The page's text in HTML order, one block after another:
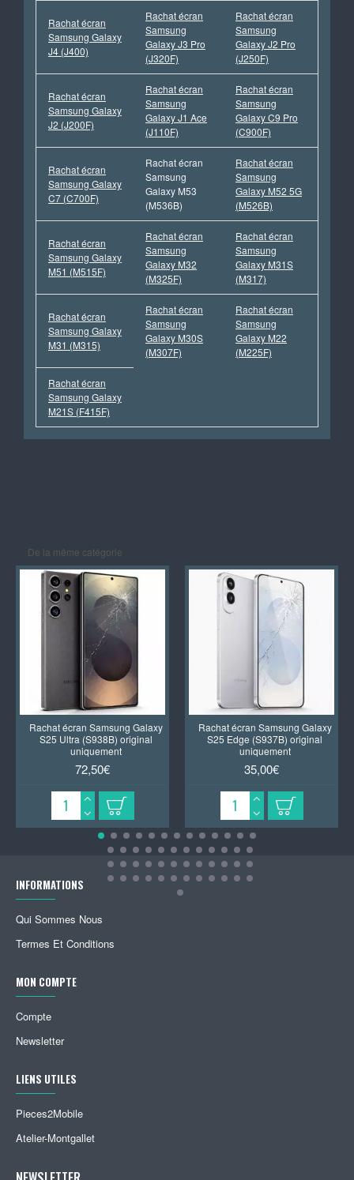
Rachat écran
Samsung Galaxy
J4 (J400)
Rachat écran
Samsung
Galaxy J3 Pro
(J320F)
Rachat écran
Samsung
Galaxy J2 Pro
(J250F)
Rachat écran
Samsung Galaxy
J2 (J200F)
Rachat écran
Samsung
Galaxy J1 Ace
(J110F)
Rachat écran
Samsung
Galaxy C9 Pro
(C900F)
Rachat écran
Samsung Galaxy
C7 (C700F)
Rachat écran
Samsung
Galaxy M53
(M536B)
Rachat écran
Samsung
Galaxy M52 5G
(M526B)
Rachat écran
Samsung Galaxy
M51 (M515F)
Rachat écran
Samsung
Galaxy M32
(M325F)
Rachat écran
Samsung
Galaxy M31S
(M317)
Rachat écran
Samsung Galaxy
M31 (M315)
Rachat écran
Samsung
Galaxy M30S
(M307F)
Rachat écran
Samsung
Galaxy M22
(M225F)
Rachat écran
Samsung Galaxy
M21S (F415F)
De la même catégorie
Rachat écran Samsung Galaxy
S25 Ultra (S938B) original
uniquement
72,50€
Rachat écran Samsung Galaxy
S25 Edge (S937B) original
uniquement
35,00€
INFORMATIONS
Qui Sommes Nous
Termes Et Conditions
MON COMPTE
Compte
Newsletter
LIENS UTILES
Pieces2Mobile
Atelier-Montgallet